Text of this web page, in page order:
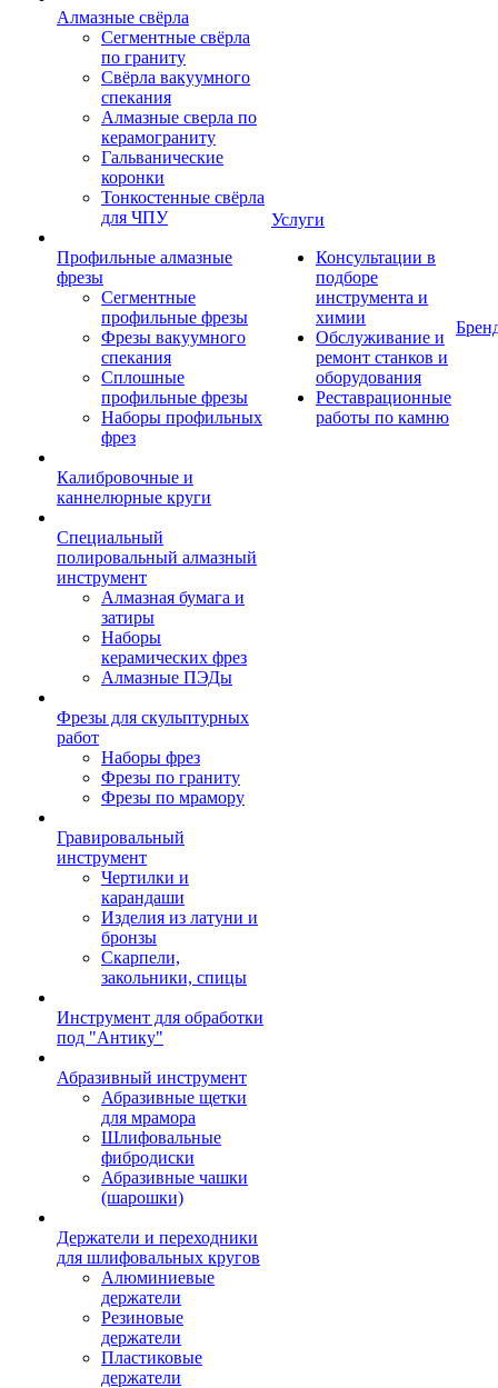
Алмазные свёрла
Сегментные свёрла
по граниту
Свёрла вакуумного
спекания
Алмазные сверла по
керамограниту
Гальванические
коронки
Тонкостенные свёрла
для ЧПУ
Профильные алмазные
фрезы
Сегментные
профильные фрезы
Фрезы вакуумного
спекания
Сплошные
профильные фрезы
Наборы профильных
фрез
Калибровочные и
каннелюрные круги
Специальный
полировальный алмазный
инструмент
Алмазная бумага и
затиры
Наборы
керамических фрез
Алмазные ПЭДы
Фрезы для скульптурных
работ
Наборы фрез
Фрезы по граниту
Фрезы по мрамору
Гравировальный
инструмент
Чертилки и
карандаши
Изделия из латуни и
бронзы
Скарпели,
закольники, спицы
Инструмент для обработки
под "Антику"
Абразивный инструмент
Абразивные щетки
для мрамора
Шлифовальные
фибродиски
Абразивные чашки
(шарошки)
Держатели и переходники
для шлифовальных кругов
Алюминиевые
держатели
Резиновые
держатели
Пластиковые
держатели
Услуги
Консультации в
подборе
инструмента и
химии
Обслуживание и
ремонт станков и
оборудования
Реставрационные
работы по камню